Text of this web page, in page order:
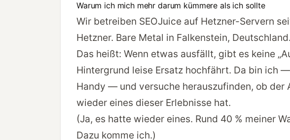
Warum ich mich mehr darum kümmere als ich sollte
Wir betreiben SEOJuice auf Hetzner-Servern
Hetzner. Bare Metal in Falkenstein, Deutschland.
Das heißt: Wenn etwas ausfällt, gibt es keine
Hintergrund leise Ersatz hochfährt. Da bin ich
Handy — und versuche herauszufinden, ob der
wieder eines dieser Erlebnisse hat.
(Ja, es hatte wieder eines. Rund 40 % meiner
Dazu komme ich.)